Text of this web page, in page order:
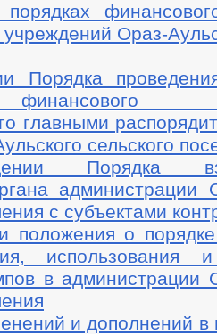
Ораз-
Порядка
главными
сельского
Порядка
администрации
с субъектами
положения о порядке
использования
в администрации
и дополнений в